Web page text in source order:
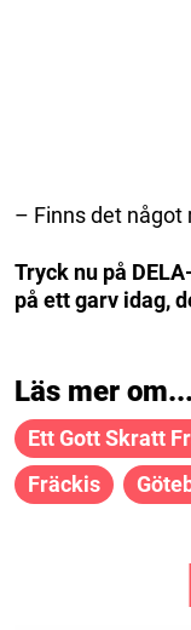
– Finns det något
Tryck nu på
på ett garv idag,
Läs mer om...
Ett Gott Skratt
Fräckis